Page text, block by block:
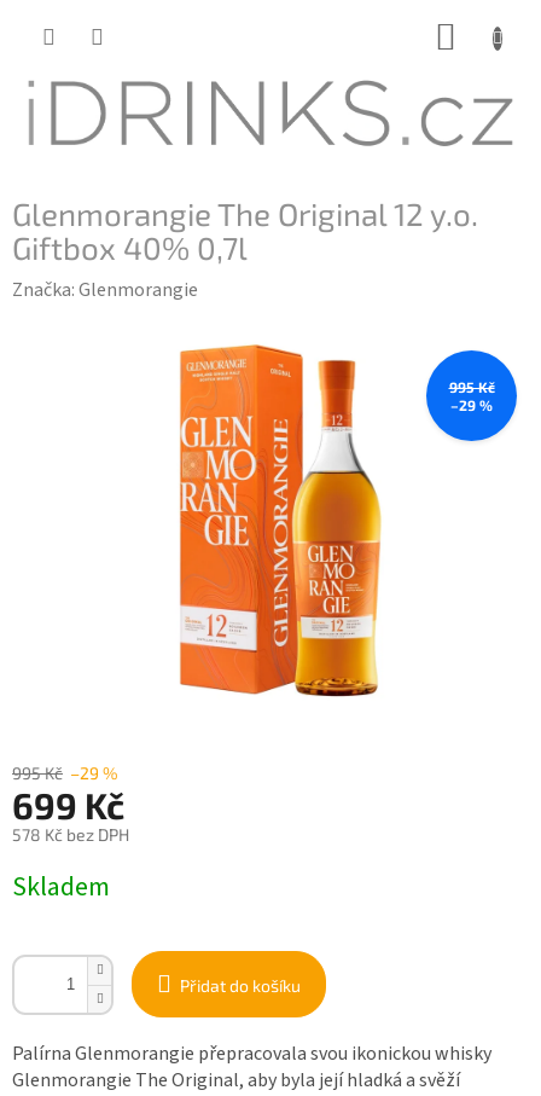
Glenmorangie The Original 12 y.o.
Giftbox 40% 0,7l
Značka:Glenmorangie
995 Kč
–29 %
995 Kč –29 %
699 Kč
578 Kč bez DPH
cena:
Skladem
Přidat do košíku
Palírna Glenmorangie přepracovala svou ikonickou whisky
Glenmorangie The Original, aby byla její hladká a svěží